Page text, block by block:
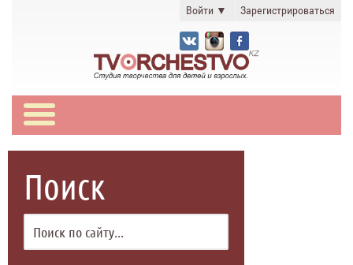
Войти ▼ Зарегистрироваться
Поиск